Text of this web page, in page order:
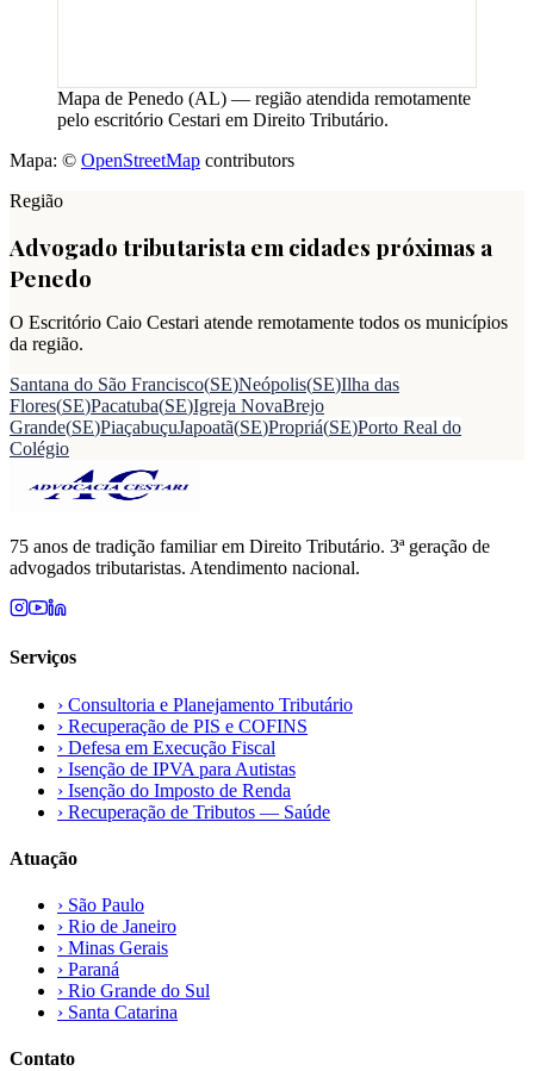
Mapa de Penedo (AL) — região atendida remotamente
pelo escritório Cestari em Direito Tributário.
Mapa: © OpenStreetMap contributors
Região
Advogado tributarista em cidades próximas a
Penedo
O Escritório Caio Cestari atende remotamente todos os municípios
da região.
Santana do São Francisco(SE)Neópolis(SE)Ilha das
Flores(SE)Pacatuba(SE)Igreja NovaBrejo
Grande(SE)PiaçabuçuJapoatã(SE)Propriá(SE)Porto Real do
Colégio
75 anos de tradição familiar em Direito Tributário. 3ª geração de
advogados tributaristas. Atendimento nacional.
Serviços
› Consultoria e Planejamento Tributário
› Recuperação de PIS e COFINS
› Defesa em Execução Fiscal
› Isenção de IPVA para Autistas
› Isenção do Imposto de Renda
› Recuperação de Tributos — Saúde
Atuação
› São Paulo
› Rio de Janeiro
› Minas Gerais
› Paraná
› Rio Grande do Sul
› Santa Catarina
Contato